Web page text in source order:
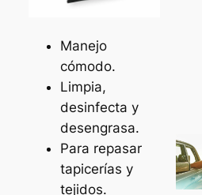
Manejo
cómodo.
Limpia,
desinfecta y
desengrasa.
Para repasar
tapicerías y
tejidos.